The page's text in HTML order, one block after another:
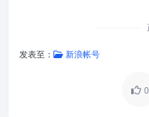
发表至： 新浪帐号
0